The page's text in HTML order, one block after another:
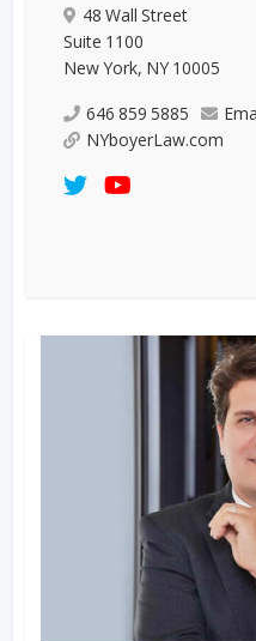
48 Wall Street
Suite 1100
New York, NY 10005
646 859 5885
NYboyerLaw.com